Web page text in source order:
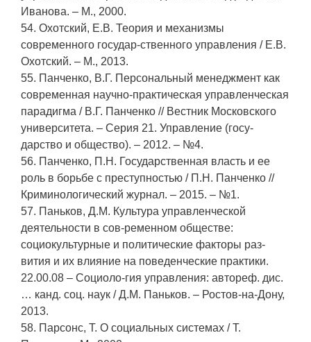
Иванова. – М., 2000.
54. Охотский, Е.В. Теория и механизмы
современного государ-ственного управления / Е.В.
Охотский. – М., 2013.
55. Панченко, В.Г. Персональный менеджмент как
современная научно-практическая управленческая
парадигма / В.Г. Панченко // Вестник Московского
университета. – Серия 21. Управление (госу-
дарство и общество). – 2012. – №4.
56. Панченко, П.Н. Государственная власть и ее
роль в борьбе с преступностью / П.Н. Панченко //
Криминологический журнал. – 2015. – №1.
57. Паньков, Д.М. Культура управленческой
деятельности в сов-ременном обществе:
социокультурные и политические факторы раз-
вития и их влияние на поведенческие практики.
22.00.08 – Социоло-гия управления: автореф. дис.
… канд. соц. наук / Д.М. Паньков. – Ростов-на-Дону,
2013.
58. Парсонс, Т. О социальных системах / Т.